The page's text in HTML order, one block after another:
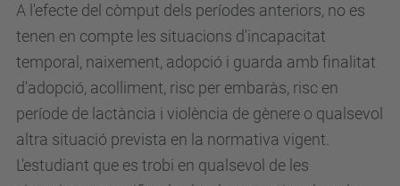
A l'efecte del còmput dels períodes anteriors, no es
tenen en compte les situacions d'incapacitat
temporal, naixement, adopció i guarda amb finalitat
d'adopció, acolliment, risc per embaràs, risc en
període de lactància i violència de gènere o qualsevol
altra situació prevista en la normativa vigent.
L'estudiant que es trobi en qualsevol de les